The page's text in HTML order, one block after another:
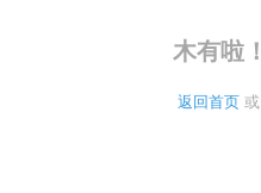
木有啦！
返回首页 或